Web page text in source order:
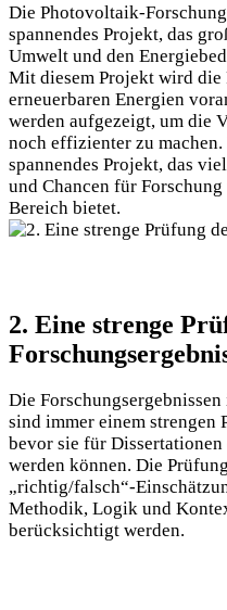
Die Photovoltaik-
spannendes Projekt, das
Umwelt und den
Mit diesem Projekt wird die
erneuerbaren Energien
werden aufgezeigt, um die
noch effizienter zu machen.
spannendes Projekt, das
und Chancen für
Bereich bietet.
2. Eine strenge
Die
sind immer einem strengen
bevor sie für
werden können. Die
„richtig/falsch“-
Methodik, Logik und
berücksichtigt werden.